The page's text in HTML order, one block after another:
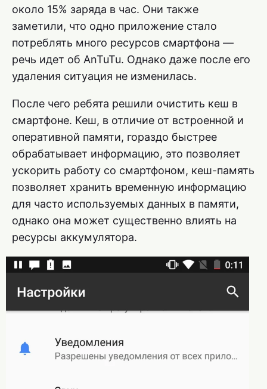
около 15% заряда в час. Они также
заметили, что одно приложение стало
потреблять много ресурсов смартфона —
речь идет об AnTuTu. Однако даже после его
удаления ситуация не изменилась.
После чего ребята решили очистить кеш в
смартфоне. Кеш, в отличие от встроенной и
оперативной памяти, гораздо быстрее
обрабатывает информацию, это позволяет
ускорить работу со смартфоном, кеш-память
позволяет хранить временную информацию
для часто используемых данных в памяти,
однако она может существенно влиять на
ресурсы аккумулятора.